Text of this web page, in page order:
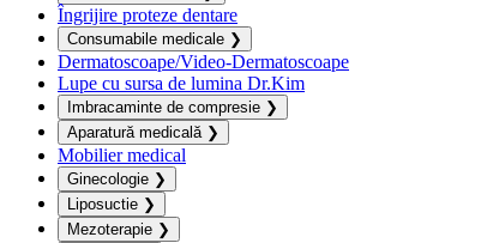
Îngrijire proteze dentare
Consumabile medicale ❯
Dermatoscoape/Video-Dermatoscoape
Lupe cu sursa de lumina Dr.Kim
Imbracaminte de compresie ❯
Aparatură medicală ❯
Mobilier medical
Ginecologie ❯
Liposuctie ❯
Mezoterapie ❯